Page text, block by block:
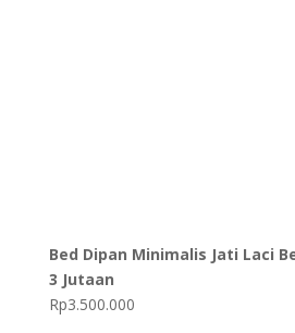
Bed Dipan Minimalis Jati Laci
3 Jutaan
Rp3.500.000